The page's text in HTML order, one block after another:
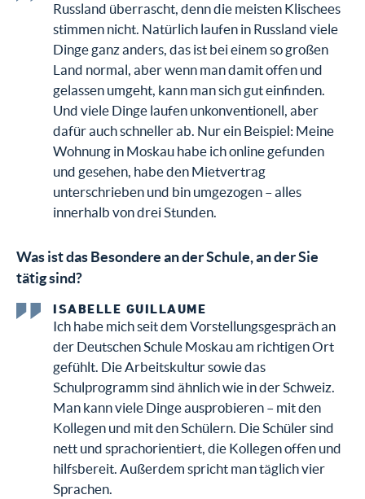
Russland überrascht, denn die meisten Klischees
stimmen nicht. Natürlich laufen in Russland viele
Dinge ganz anders, das ist bei einem so großen
Land normal, aber wenn man damit offen und
gelassen umgeht, kann man sich gut einfinden.
Und viele Dinge laufen unkonventionell, aber
dafür auch schneller ab. Nur ein Beispiel: Meine
Wohnung in Moskau habe ich online gefunden
und gesehen, habe den Mietvertrag
unterschrieben und bin umgezogen – alles
innerhalb von drei Stunden.
Was ist das Besondere an der Schule, an der Sie
tätig sind?
ISABELLE GUILLAUME
Ich habe mich seit dem Vorstellungsgespräch an
der Deutschen Schule Moskau am richtigen Ort
gefühlt. Die Arbeitskultur sowie das
Schulprogramm sind ähnlich wie in der Schweiz.
Man kann viele Dinge ausprobieren – mit den
Kollegen und mit den Schülern. Die Schüler sind
nett und sprachorientiert, die Kollegen offen und
hilfsbereit. Außerdem spricht man täglich vier
Sprachen.